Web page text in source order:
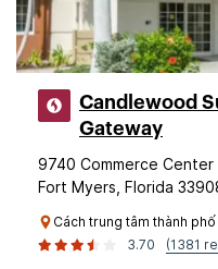
Candlewood
Gateway
9740 Commerce Center
Fort Myers, Florida
Cách trung tâm thành
3.70
(1381